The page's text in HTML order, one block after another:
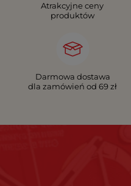
Atrakcyjne ceny
produktów
Darmowa dostawa
dla zamówień od 69 zł